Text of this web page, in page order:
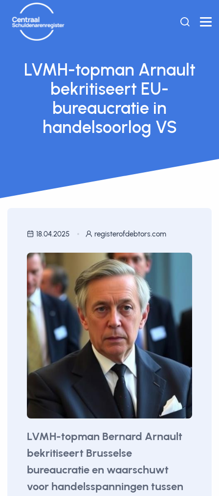
LVMH-topman Arnault
bekritiseert EU-
bureaucratie in
handelsoorlog VS
18.04.2025 registerofdebtors.com
LVMH-topman Bernard Arnault
bekritiseert Brusselse
bureaucratie en waarschuwt
voor handelsspanningen tussen